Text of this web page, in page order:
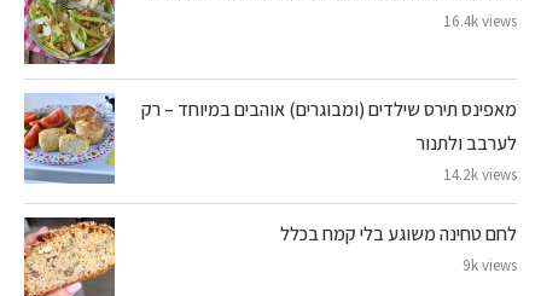
16.4k views
מאפינס תירס שילדים (ומבוגרים) אוהבים במיוחד – רק
לערבב ולתנור
14.2k views
לחם טחינה משוגע בלי קמח בכלל
9k views